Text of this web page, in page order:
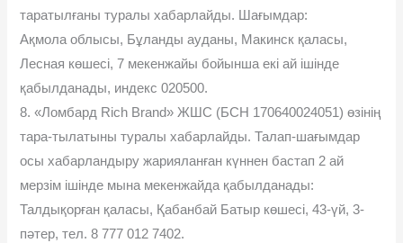
таратылғаны туралы хабарлайды. Шағымдар:
Ақмола облысы, Бұланды ауданы, Макинск қаласы,
Лесная көшесі, 7 мекенжайы бойынша екі ай ішінде
қабылданады, индекс 020500.
8. «Ломбард Rich Brand» ЖШС (БСН 170640024051) өзінің
тара-тылатыны туралы хабарлайды. Талап-шағымдар
осы хабарландыру жарияланған күннен бастап 2 ай
мерзім ішінде мына мекенжайда қабылданады:
Талдықорған қаласы, Қабанбай Батыр көшесі, 43-үй, 3-
пəтер, тел. 8 777 012 7402.